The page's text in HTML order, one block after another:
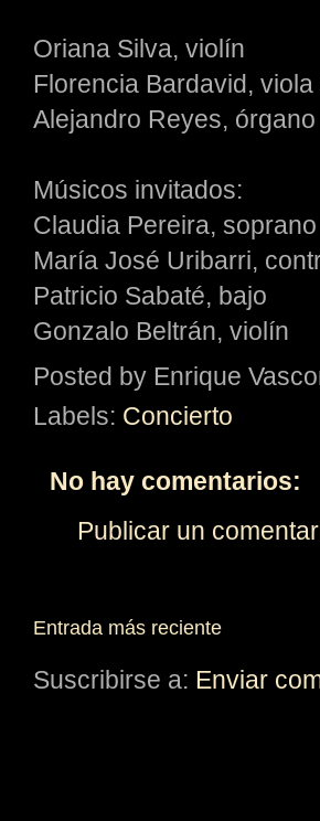
Oriana Silva, violín
Florencia Bardavid,
Alejandro Reyes, órgano
Músicos invitados:
Claudia Pereira, soprano
María José Uribarri,
Patricio Sabaté, bajo
Gonzalo Beltrán, violín
Posted by Enrique
Labels: Concierto
No hay comentarios:
Publicar un
Entrada más reciente
Suscribirse a: Enviar